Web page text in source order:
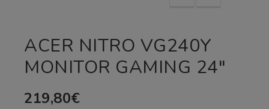
ACER NITRO VG240Y
MONITOR GAMING 24″
219,80€